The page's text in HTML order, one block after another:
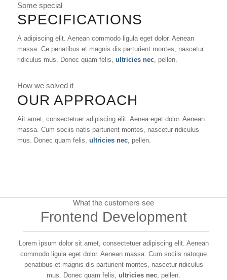
Some special
SPECIFICATIONS
A adipiscing elit. Aenean commodo ligula eget dolor. Aenean
massa. Ce penatibus et magnis dis parturient montes, nascetur
ridiculus mus. Donec quam felis, ultricies nec, pellen.
How we solved it
OUR APPROACH
Ait amet, consectetuer adipiscing elit. Aenea eget dolor. Aenean
massa. Cum sociis natis parturient montes, nascetur ridiculus
mus. Donec quam felis, ultricies nec, pellen.
What the customers see
Frontend Development
Lorem ipsum dolor sit amet, consectetuer adipiscing elit. Aenean
commodo ligula eget dolor. Aenean massa. Cum sociis natoque
penatibus et magnis dis parturient montes, nascetur ridiculus
mus. Donec quam felis, ultricies nec, pellen.